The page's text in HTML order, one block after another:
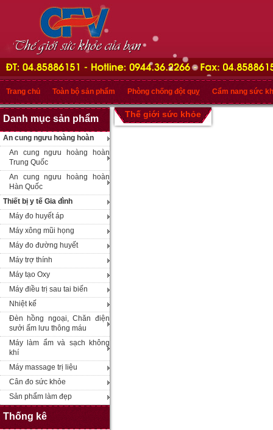
Trang chủ Toàn bộ sản phẩm Phòng chống đột quỵ Cẩm nang sức
Danh mục sản phẩm
An cung ngưu hoàng hoàn
An cung ngưu hoàng hoàn
Trung Quốc
An cung ngưu hoàng hoàn
Hàn Quốc
Thiết bị y tế Gia đình
Máy đo huyết áp
Máy xông mũi họng
Máy đo đường huyết
Máy trợ thính
Máy tạo Oxy
Máy điều trị sau tai biến
Nhiệt kế
Đèn hồng ngoại, Chăn điện
sưởi ấm lưu thông máu
Máy làm ẩm và sạch không
khí
Máy massage trị liệu
Cân đo sức khỏe
Sản phẩm làm đẹp
Thống kê
Thế giới sức khỏe